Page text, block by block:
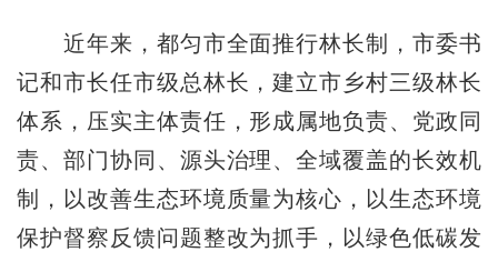
近年来，都匀市全面推行林长制，市委书
记和市长任市级总林长，建立市乡村三级林长
体系，压实主体责任，形成属地负责、党政同
责、部门协同、源头治理、全域覆盖的长效机
制，以改善生态环境质量为核心，以生态环境
保护督察反馈问题整改为抓手，以绿色低碳发